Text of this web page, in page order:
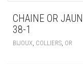
CHAINE OR
38-1
BIJOUX COLLIERS OR